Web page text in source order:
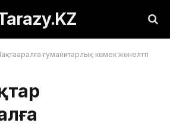
гуманитарлық көмек жөнелтті